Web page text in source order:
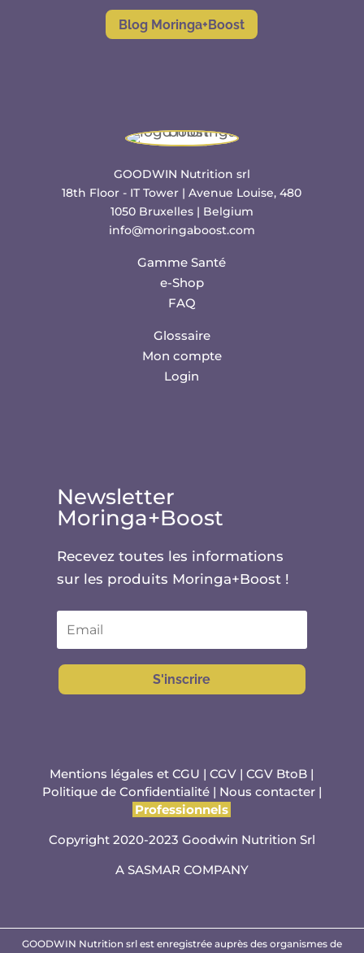
Blog Moringa+Boost
GOODWIN Nutrition srl
18th Floor - IT Tower | Avenue Louise, 480
1050 Bruxelles | Belgium
info@moringaboost.com
Gamme Santé
e-Shop
FAQ
Glossaire
Mon compte
Login
Newsletter
Moringa+Boost
Recevez toutes les informations
sur les produits Moringa+Boost !
S'inscrire
Mentions légales et CGU |CGV |CGV BtoB |
Politique de Confidentialité| Nous contacter |
Professionnels
Copyright 2020-2023 Goodwin Nutrition Srl
A SASMAR COMPANY
GOODWIN Nutrition srl est enregistrée auprès des organismes de